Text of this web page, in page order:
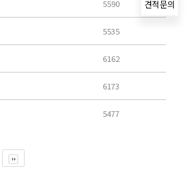
5590
5535
6162
6173
5477
견적문의